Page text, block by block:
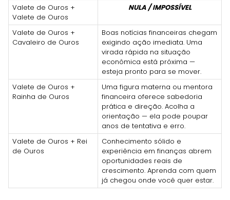
Valete de Ouros +
Valete de Ouros
NULA / IMPOSSÍVEL
Valete de Ouros +
Cavaleiro de Ouros
Boas notícias financeiras chegam
exigindo ação imediata. Uma
virada rápida na situação
econômica está próxima —
esteja pronto para se mover.
Valete de Ouros +
Rainha de Ouros
Uma figura materna ou mentora
financeira oferece sabedoria
prática e direção. Acolha a
orientação — ela pode poupar
anos de tentativa e erro.
Valete de Ouros + Rei
de Ouros
Conhecimento sólido e
experiência em finanças abrem
oportunidades reais de
crescimento. Aprenda com quem
já chegou onde você quer estar.